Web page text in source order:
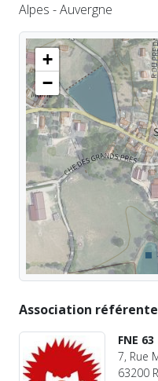
Alpes - Auvergne
+
−
Association référente
FNE 63
7, Rue
63200